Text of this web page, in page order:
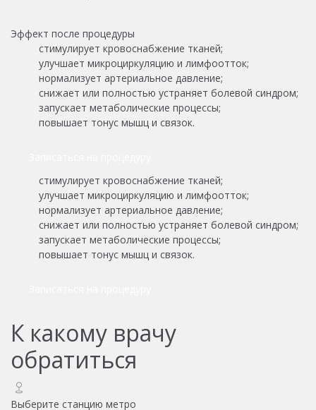
Эффект после процедуры
стимулирует кровоснабжение тканей;
улучшает микроциркуляцию и лимфоотток;
нормализует артериальное давление;
снижает или полностью устраняет болевой синдром;
запускает метаболические процессы;
повышает тонус мышц и связок.
стимулирует кровоснабжение тканей;
улучшает микроциркуляцию и лимфоотток;
нормализует артериальное давление;
снижает или полностью устраняет болевой синдром;
запускает метаболические процессы;
повышает тонус мышц и связок.
К какому врачу
обратиться
Выберите станцию метро